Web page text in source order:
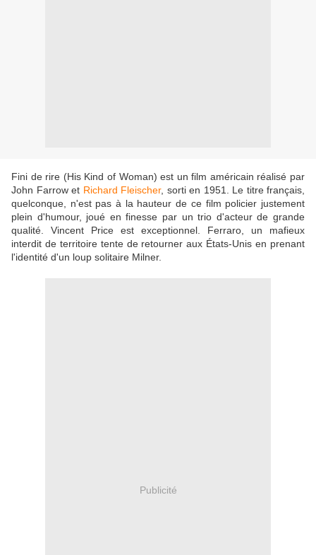
Fini de rire (His Kind of Woman) est un film américain réalisé par
John Farrow et Richard Fleischer, sorti en 1951. Le titre français,
quelconque, n'est pas à la hauteur de ce film policier justement
plein d'humour, joué en finesse par un trio d'acteur de grande
qualité. Vincent Price est exceptionnel. Ferraro, un mafieux
interdit de territoire tente de retourner aux États-Unis en prenant
l'identité d'un loup solitaire Milner.
Publicité